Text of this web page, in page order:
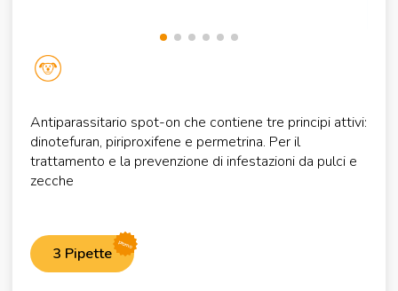
Antiparassitario spot-on che contiene tre principi attivi:
dinotefuran, piriproxifene e permetrina. Per il
trattamento e la prevenzione di infestazioni da pulci e
zecche
3 Pipette promo